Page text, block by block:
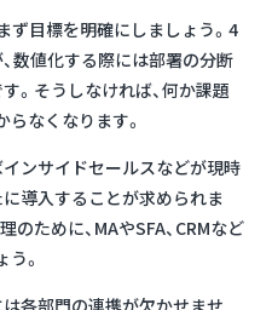
ず目標を明確にしましょう。4
数値化する際には部署の分断
。そうしなければ、何か課題
なくなります。
ンサイドセールスなどが現時
導入することが求められま
ために、MAやSFA、CRMなど
う。
各部門の連携が欠かせませ